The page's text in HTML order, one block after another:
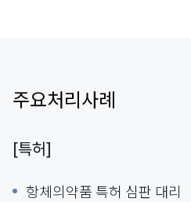
주요처리사례
[특허]
항체의약품 특허 심판 대리